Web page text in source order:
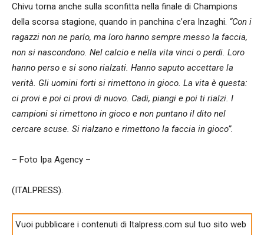
Chivu torna anche sulla sconfitta nella finale di Champions
della scorsa stagione, quando in panchina c’era Inzaghi. “Con i
ragazzi non ne parlo, ma loro hanno sempre messo la faccia,
non si nascondono. Nel calcio e nella vita vinci o perdi. Loro
hanno perso e si sono rialzati. Hanno saputo accettare la
verità. Gli uomini forti si rimettono in gioco. La vita è questa:
ci provi e poi ci provi di nuovo. Cadi, piangi e poi ti rialzi. I
campioni si rimettono in gioco e non puntano il dito nel
cercare scuse. Si rialzano e rimettono la faccia in gioco”.
– Foto Ipa Agency –
(ITALPRESS).
Vuoi pubblicare i contenuti di Italpress.com sul tuo sito web